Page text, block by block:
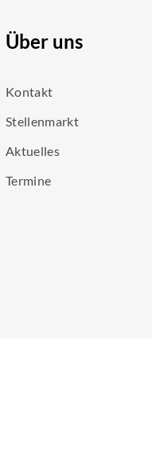
Über uns
Kontakt
Stellenmarkt
Aktuelles
Termine